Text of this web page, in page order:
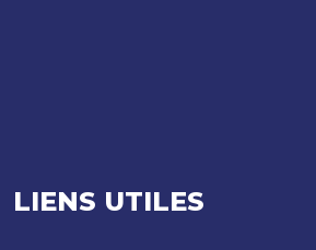
LIENS UTILES